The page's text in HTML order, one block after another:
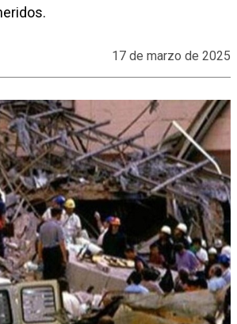
17 de marzo de 2025